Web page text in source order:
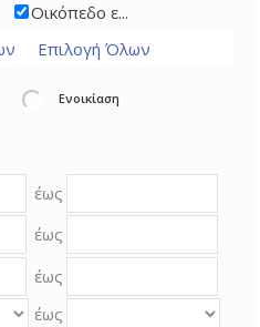
Οικόπεδο ε...
Επιλογή Όλων
Ενοικίαση
έως
έως
έως
έως